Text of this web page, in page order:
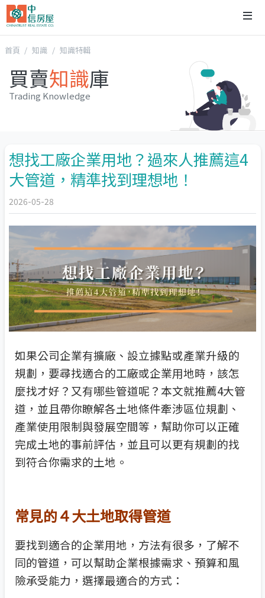
首頁 知識 知識特輯
買賣知識庫
Trading Knowledge
想找工廠企業用地？過來人推薦這4
大管道，精準找到理想地！
2026-05-28
如果公司企業有擴廠、設立據點或產業升級的
規劃，要尋找適合的工廠或企業用地時，該怎
麼找才好？又有哪些管道呢？本文就推薦4大管
道，並且帶你瞭解各土地條件牽涉區位規劃、
產業使用限制與發展空間等，幫助你可以正確
完成土地的事前評估，並且可以更有規劃的找
到符合你需求的土地。
常見的４大土地取得管道
要找到適合的企業用地，方法有很多，了解不
同的管道，可以幫助企業根據需求、預算和風
險承受能力，選擇最適合的方式：